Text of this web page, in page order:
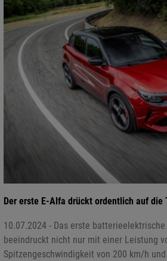
Der erste E-Alfa drückt ordentlich auf die
10.07.2024 - Das erste
beeindruckt nicht nur mit einer Leistung
Spitzengeschwindigkeit von 200 km/h